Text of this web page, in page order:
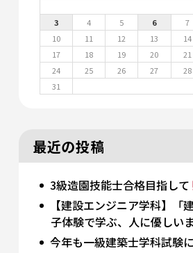
3
4 5 6 7
10
11 12 13 14
17
18 19 20 21
24
25 26 27 28
31
最近の投稿
3級造園技能士合格目指して
【建設エンジニア学科】「
子体験で学ぶ、人に優しい
今年も一級建築士学科試験